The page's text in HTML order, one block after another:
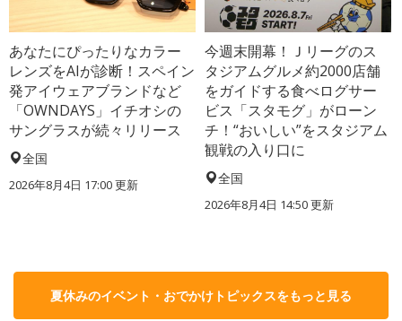
あなたにぴったりなカラー
レンズをAIが診断！スペイン
発アイウェアブランドなど
「OWNDAYS」イチオシの
サングラスが続々リリース
全国
2026年8月4日 17:00更新
今週末開幕！Ｊリーグのス
タジアムグルメ約2000店舗
をガイドする食べログサー
ビス「スタモグ」がローン
チ！“おいしい”をスタジアム
観戦の入り口に
全国
2026年8月4日 14:50更新
夏休みのイベント・おでかけトピックスをもっと見る